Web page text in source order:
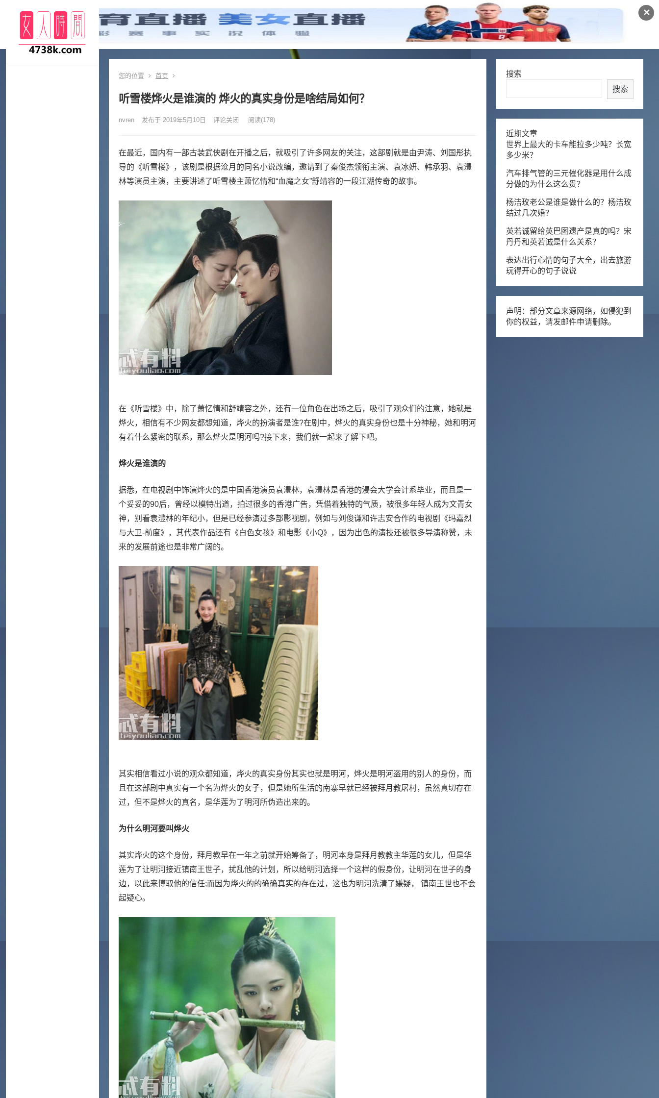
✕
您的位置 首页
听雪楼烨火是谁演的 烨火的真实身份是啥结局如何？
nvren 发布于 2019年5月10日 评论关闭 阅读(178)
在最近，国内有一部古装武侠剧在开播之后，就吸引了许多网友的关注，这部剧就是由尹涛、刘国彤执
导的《听雪楼》，该剧是根据沧月的同名小说改编，邀请到了秦俊杰领衔主演、袁冰妍、韩承羽、袁澧
林等演员主演，主要讲述了听雪楼主萧忆情和“血魔之女”舒靖容的一段江湖传奇的故事。
在《听雪楼》中，除了萧忆情和舒靖容之外，还有一位角色在出场之后，吸引了观众们的注意，她就是
烨火，相信有不少网友都想知道，烨火的扮演者是谁?在剧中，烨火的真实身份也是十分神秘，她和明河
有着什么紧密的联系，那么烨火是明河吗?接下来，我们就一起来了解下吧。
烨火是谁演的
据悉，在电视剧中饰演烨火的是中国香港演员袁澧林，袁澧林是香港的浸会大学会计系毕业，而且是一
个妥妥的90后，曾经以模特出道，拍过很多的香港广告，凭借着独特的气质，被很多年轻人成为文青女
神，别看袁澧林的年纪小，但是已经参演过多部影视剧，例如与刘俊谦和许志安合作的电视剧《玛嘉烈
与大卫-前度》，其代表作品还有《白色女孩》和电影《小Q》，因为出色的演技还被很多导演称赞，未
来的发展前途也是非常广阔的。
其实相信看过小说的观众都知道，烨火的真实身份其实也就是明河，烨火是明河盗用的别人的身份，而
且在这部剧中真实有一个名为烨火的女子，但是她所生活的南寨早就已经被拜月教屠村，虽然真切存在
过，但不是烨火的真名，是华莲为了明河所伪造出来的。
为什么明河要叫烨火
其实烨火的这个身份，拜月教早在一年之前就开始筹备了，明河本身是拜月教教主华莲的女儿，但是华
莲为了让明河接近镇南王世子，扰乱他的计划，所以给明河选择一个这样的假身份，让明河在世子的身
边，以此来博取他的信任;而因为烨火的的确确真实的存在过，这也为明河洗清了嫌疑， 镇南王世也不会
起疑心。
搜索
搜索
近期文章
世界上最大的卡车能拉多少吨？长宽
多少米？
汽车排气管的三元催化器是用什么成
分做的为什么这么贵？
杨洁玫老公是谁是做什么的？杨洁玫
结过几次婚？
英若诚留给英巴图遗产是真的吗？宋
丹丹和英若诚是什么关系？
表达出行心情的句子大全，出去旅游
玩得开心的句子说说
声明：部分文章来源网络，如侵犯到
你的权益，请发邮件申请删除。